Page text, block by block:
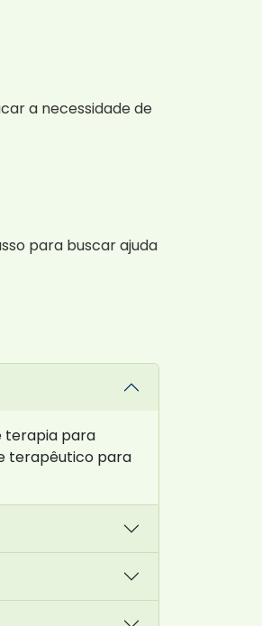
a necessidade de
para buscar ajuda
terapia para
terapêutico para